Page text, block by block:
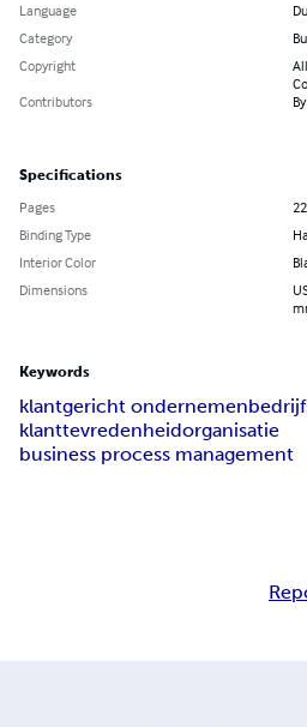
Language
Category
Copyright
Contributors
Specifications
Pages
Binding Type
Interior Color
Dimensions
Keywords
klantgericht ondernemen
klanttevredenheidorganisatie
business process management